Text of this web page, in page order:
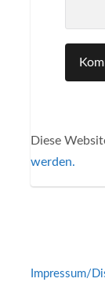
Diese
werden.
Impressum/